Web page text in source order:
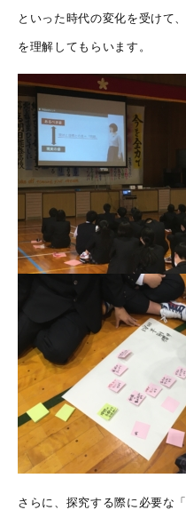
といった時代の変化を受けて
を理解してもらいます。
さらに、探究する際に必要な